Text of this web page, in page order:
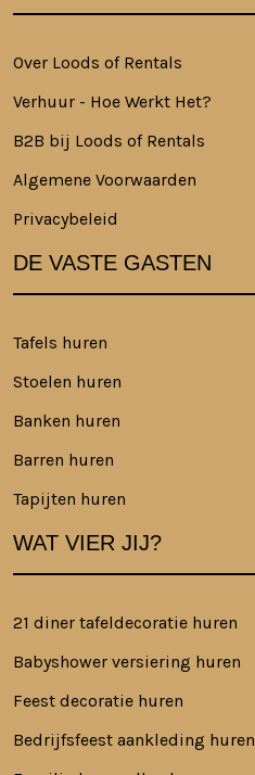
Over Loods of Rentals
Verhuur - Hoe Werkt Het?
B2B bij Loods of Rentals
Algemene Voorwaarden
Privacybeleid
DE VASTE GASTEN
Tafels huren
Stoelen huren
Banken huren
Barren huren
Tapijten huren
WAT VIER JIJ?
21 diner tafeldecoratie huren
Babyshower versiering huren
Feest decoratie huren
Bedrijfsfeest aankleding huren